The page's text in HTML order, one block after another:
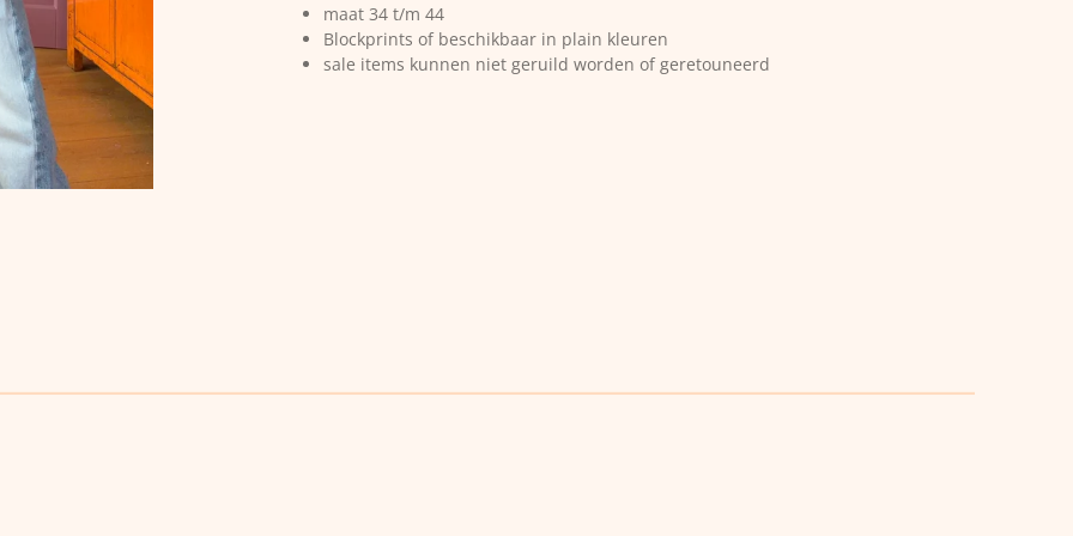
maat 34 t/m 44
Blockprints of beschikbaar in plain kleuren
sale items kunnen niet geruild worden of geretouneerd